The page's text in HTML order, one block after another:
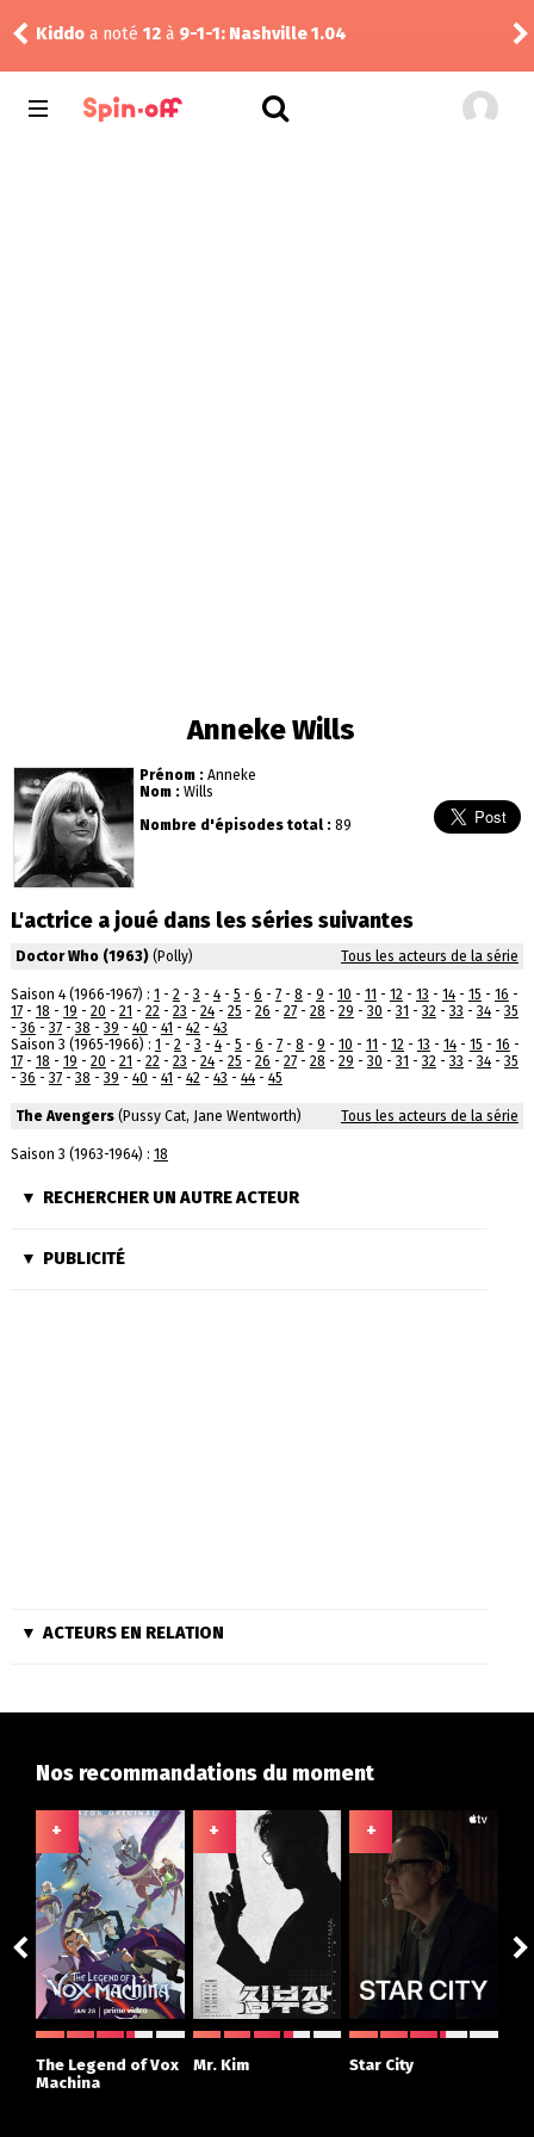
Kiddo a noté 12 à 9-1-1: Nashville 1.04
Anneke Wills
Prénom : Anneke
Nom : Wills
Nombre d'épisodes total : 89
L'actrice a joué dans les séries suivantes
Doctor Who (1963)(Polly) Tous les acteurs de la série
Saison 4 (1966-1967) : 1 - 2- 3 - 4- 5 - 6 - 7- 8 - 9 - 10 - 11 - 12- 13 - 14- 15 - 16 -
17- 18 - 19 - 20 - 21 - 22- 23 - 24- 25 - 26 - 27- 28 - 29 - 30 - 31 - 32- 33 - 34- 35
- 36 - 37- 38 - 39 - 40 - 41 - 42- 43
Saison 3 (1965-1966) : 1 - 2- 3 - 4- 5 - 6 - 7- 8 - 9 - 10 - 11 - 12- 13 - 14- 15 - 16 -
17- 18 - 19 - 20 - 21 - 22- 23 - 24- 25 - 26 - 27- 28 - 29 - 30 - 31 - 32- 33 - 34- 35
- 36 - 37- 38 - 39 - 40 - 41 - 42- 43 - 44- 45
The Avengers(Pussy Cat, Jane Wentworth) Tous les acteurs de la série
Saison 3 (1963-1964) : 18
RECHERCHER UN AUTRE ACTEUR
PUBLICITÉ
ACTEURS EN RELATION
Nos recommandations du moment
+
The Legend of Vox
Machina
+
Mr. Kim
+
Star City